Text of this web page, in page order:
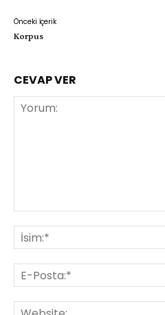
Önceki İçerik
Korpus
CEVAP VER